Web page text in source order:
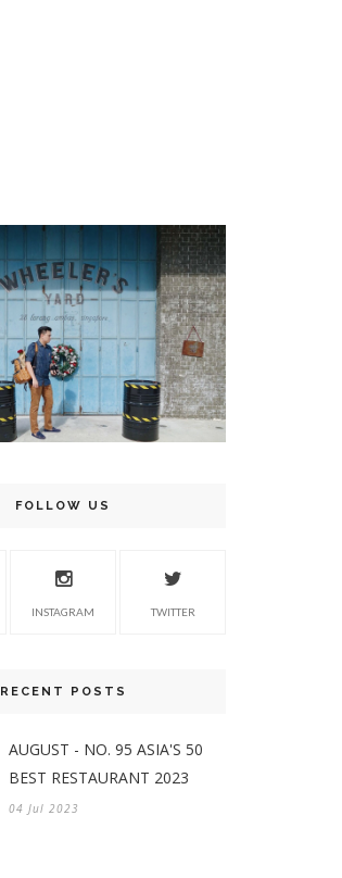
FOLLOW US
INSTAGRAM TWITTER
RECENT POSTS
AUGUST - NO. 95 ASIA'S 50
BEST RESTAURANT 2023
04 Jul 2023